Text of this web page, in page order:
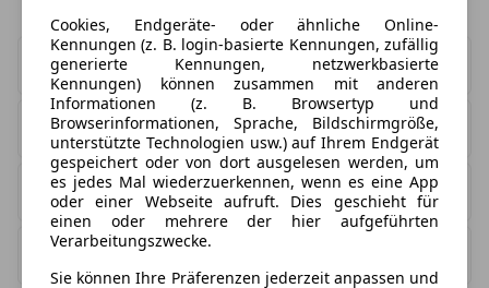
Verfügbare Leasing Angebote
Sofort verfügbare Angebote
Niedrigste Leasingrate 0,00 €
Höchste Leasingrate
Cookies, Endgeräte- oder ähnliche Online-
Kennungen (z. B. login-basierte Kennungen, zufällig
generierte Kennungen, netzwerkbasierte
Kennungen) können zusammen mit anderen
Informationen (z. B. Browsertyp und
Browserinformationen, Sprache, Bildschirmgröße,
unterstützte Technologien usw.) auf Ihrem Endgerät
gespeichert oder von dort ausgelesen werden, um
es jedes Mal wiederzuerkennen, wenn es eine App
oder einer Webseite aufruft. Dies geschieht für
einen oder mehrere der hier aufgeführten
Verarbeitungszwecke.
Sie können Ihre Präferenzen jederzeit anpassen und